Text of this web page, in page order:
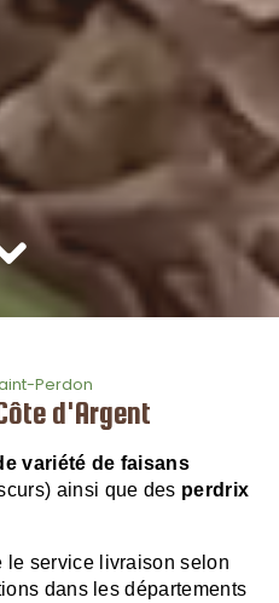
Perdon
d'Argent
variété de faisans
ainsi que des perdrix
le service livraison selon
dans les départements